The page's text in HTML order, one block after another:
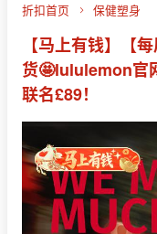
折扣首页 保健塑身
【马上有钱】【
货🤩lululemon官
联名£89！